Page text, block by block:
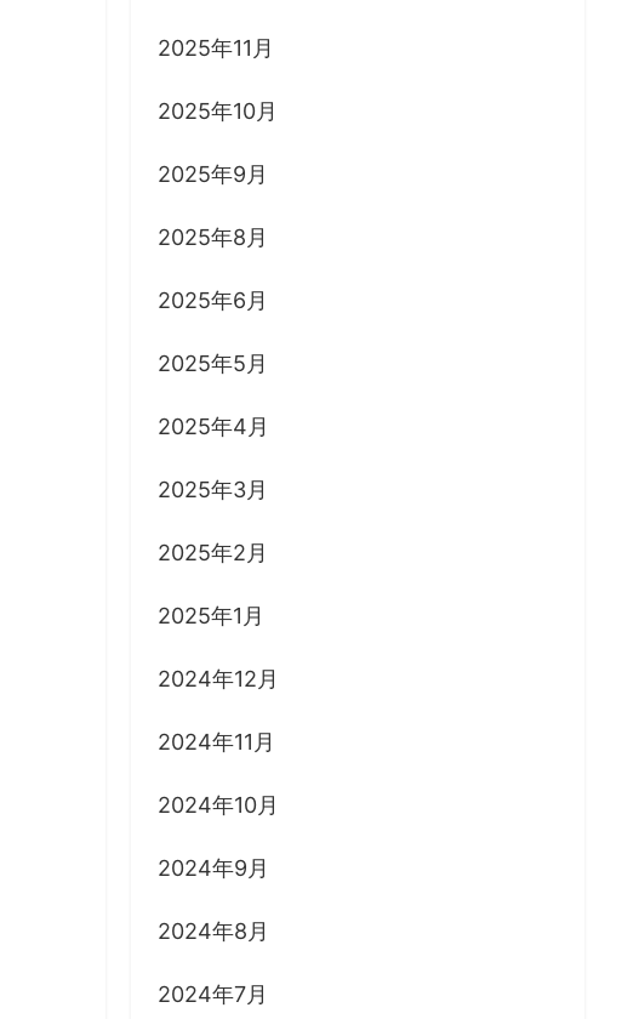
2025年11月
2025年10月
2025年9月
2025年8月
2025年6月
2025年5月
2025年4月
2025年3月
2025年2月
2025年1月
2024年12月
2024年11月
2024年10月
2024年9月
2024年8月
2024年7月